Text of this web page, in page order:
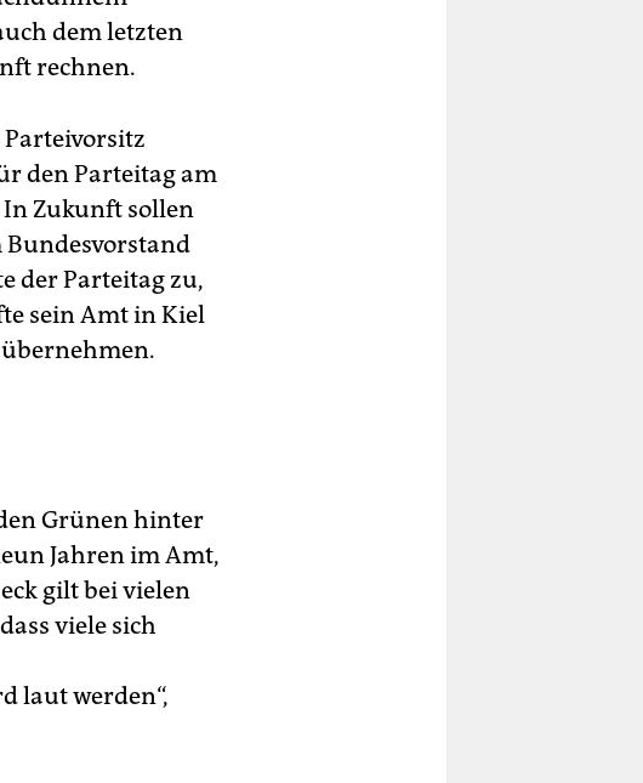
dem letzten
rechnen.
den Parteitag am
In Zukunft sollen
der Parteitag zu,
sein Amt in Kiel
Grünen hinter
Jahren im Amt,
gilt bei vielen
viele sich
laut werden“,